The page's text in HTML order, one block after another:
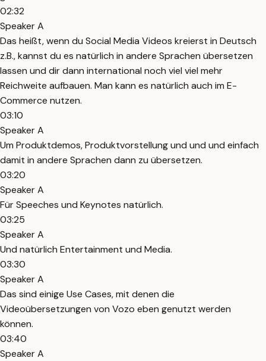
02:32
Speaker A
Das heißt, wenn du Social Media Videos kreierst in Deutsch
z.B., kannst du es natürlich in andere Sprachen übersetzen
lassen und dir dann international noch viel viel mehr
Reichweite aufbauen. Man kann es natürlich auch im E-
Commerce nutzen.
03:10
Speaker A
Um Produktdemos, Produktvorstellung und und und einfach
damit in andere Sprachen dann zu übersetzen.
03:20
Speaker A
Für Speeches und Keynotes natürlich.
03:25
Speaker A
Und natürlich Entertainment und Media.
03:30
Speaker A
Das sind einige Use Cases, mit denen die
Videoübersetzungen von Vozo eben genutzt werden
können.
03:40
Speaker A